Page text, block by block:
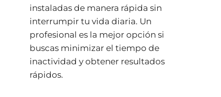
instaladas de manera rápida sin
interrumpir tu vida diaria. Un
profesional es la mejor opción si
buscas minimizar el tiempo de
inactividad y obtener resultados
rápidos.